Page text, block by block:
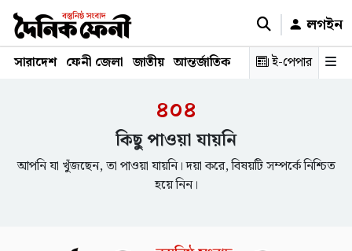
লগইন
সারাদেশ ফেনী জেলা জাতীয় আন্তর্জাতিক রাজনীতি স্বাস্থ্য শিক্ষা
ই-পেপার
৪০৪
কিছু পাওয়া যায়নি
আপনি যা খুঁজছেন, তা পাওয়া যায়নি। দয়া করে, বিষয়টি সম্পর্কে নিশ্চিত
হয়ে নিন।